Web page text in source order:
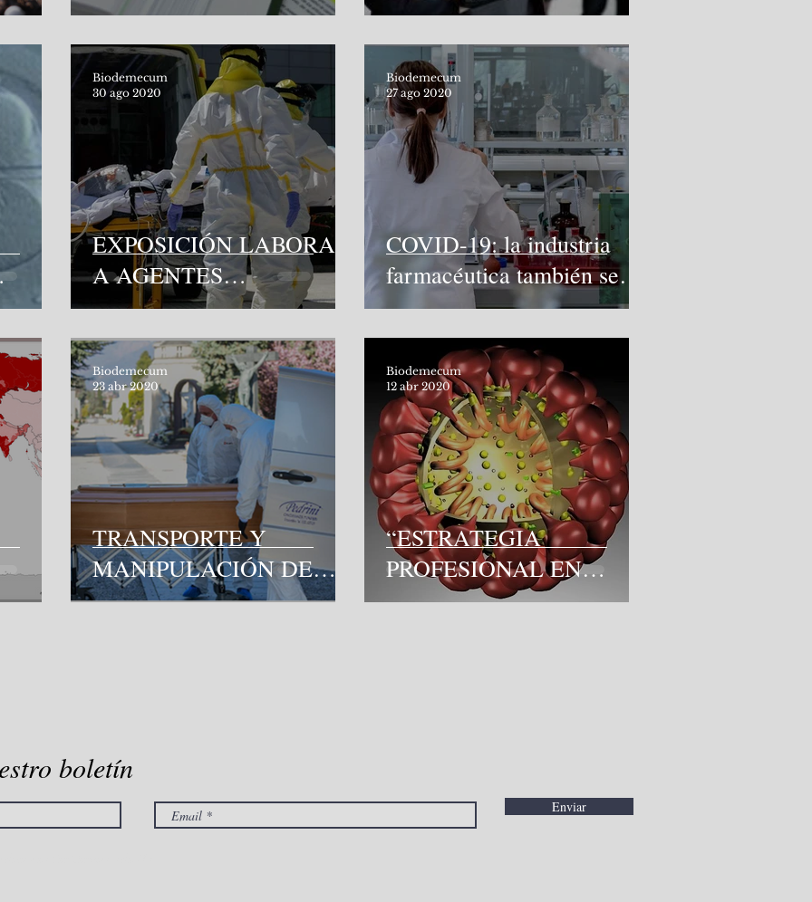
Autorización Ambiental
Integrada, la quiere ya...
¿utopía o realidad?
EXPOSICIÓN LABORAL
A AGENTES
BIOLÓGICOS
Biodemecum
30 ago 2020
COVID-19: la industria
farmacéutica también se
reinventa
Biodemecum
27 ago 2020
TRANSPORTE Y
MANIPULACIÓN DE
CADÁVERES:EQUIPOS
Biodemecum
23 abr 2020
“ESTRATEGIA
PROFESIONAL EN
TIEMPOS DE CRISIS”
Biodemecum
12 abr 2020
boletín
Enviar